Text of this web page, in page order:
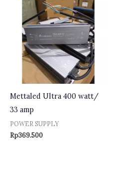
Mettaled Ultra 400 watt/
33 amp
POWER SUPPLY
Rp369.500